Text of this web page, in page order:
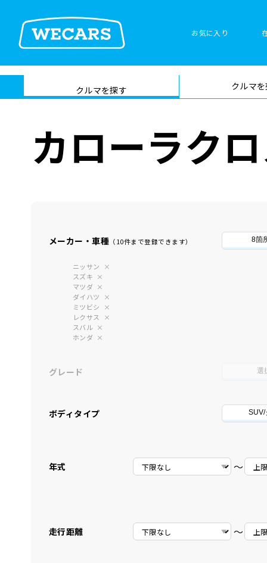
お気に入り
在庫検索
サイト内検
索
クルマを探す クルマ
カローラク
メーカー・車種 （10件まで登録できます） 8箇
ニッサン
スズキ
マツダ
ダイハツ
ミツビシ
レクサス
スバル
ホンダ
グレード 選
ボディタイプ SUV/
年式 〜
走行距離 〜